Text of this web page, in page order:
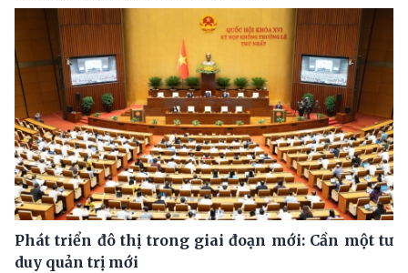
Phát triển đô thị trong giai đoạn mới: Cần một tư
duy quản trị mới